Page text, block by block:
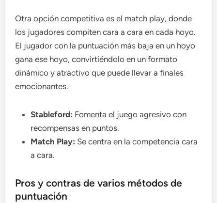
Otra opción competitiva es el match play, donde
los jugadores compiten cara a cara en cada hoyo.
El jugador con la puntuación más baja en un hoyo
gana ese hoyo, convirtiéndolo en un formato
dinámico y atractivo que puede llevar a finales
emocionantes.
Stableford: Fomenta el juego agresivo con
recompensas en puntos.
Match Play: Se centra en la competencia cara
a cara.
Pros y contras de varios métodos de
puntuación